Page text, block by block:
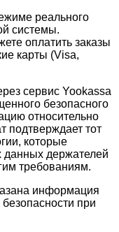
реального
системы.
оплатить заказы
карты (Visa,
сервис Yookassa
безопасного
относительно
подтверждает тот
которые
данных держателей
требованиям.
информация
при